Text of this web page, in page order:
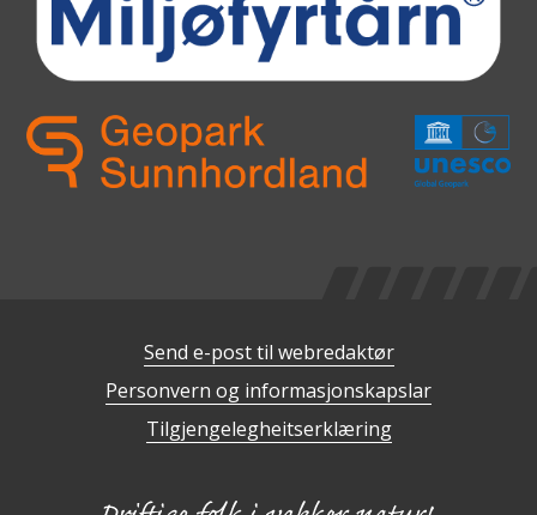
Send e-post til webredaktør
Personvern og informasjonskapslar
Tilgjengelegheitserklæring